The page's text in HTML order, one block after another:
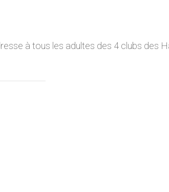
à tous les adultes des 4 clubs des